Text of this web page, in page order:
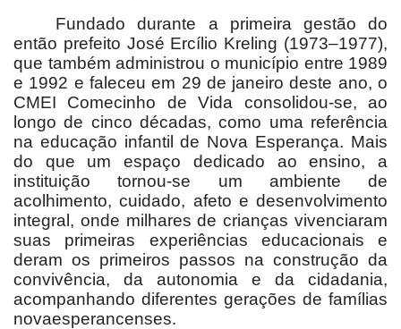
Fundado durante a primeira gestão do
então prefeito José Ercílio Kreling (1973–1977),
que também administrou o município entre 1989
e 1992 e faleceu em 29 de janeiro deste ano, o
CMEI Comecinho de Vida consolidou-se, ao
longo de cinco décadas, como uma referência
na educação infantil de Nova Esperança. Mais
do que um espaço dedicado ao ensino, a
instituição tornou-se um ambiente de
acolhimento, cuidado, afeto e desenvolvimento
integral, onde milhares de crianças vivenciaram
suas primeiras experiências educacionais e
deram os primeiros passos na construção da
convivência, da autonomia e da cidadania,
acompanhando diferentes gerações de famílias
novaesperancenses.